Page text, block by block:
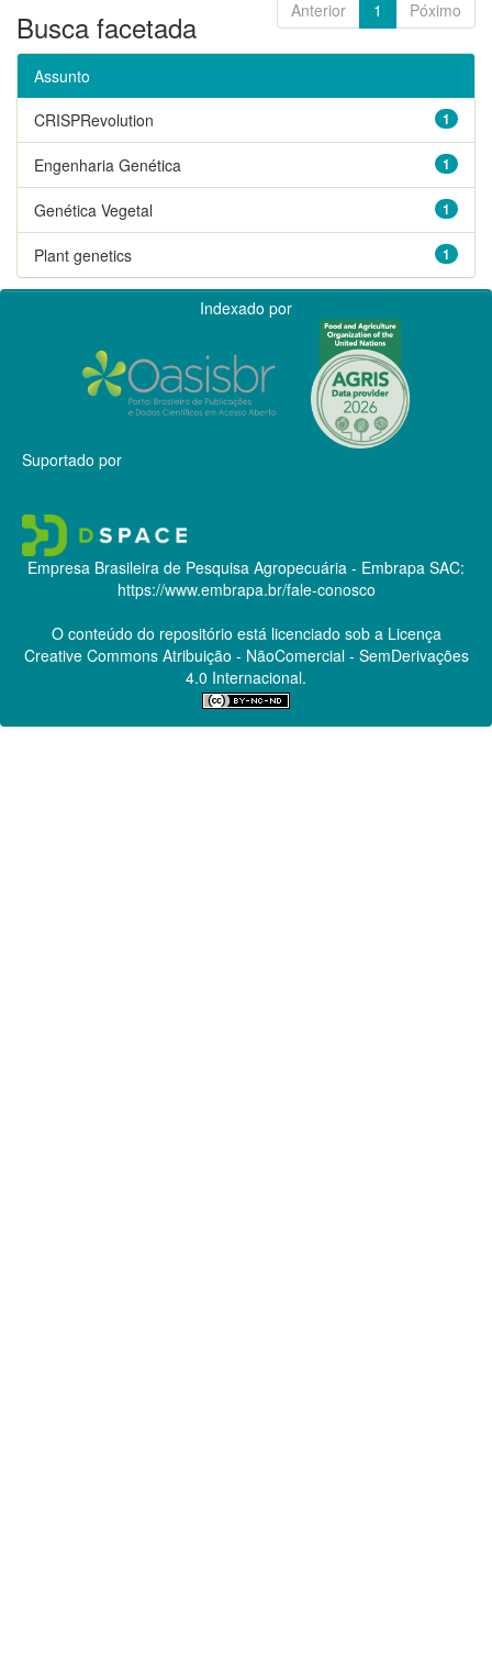
Anterior 1 Póximo
Busca facetada
Assunto
1
CRISPRevolution
1
Engenharia Genética
1
Genética Vegetal
1
Plant genetics
Indexado por
Suportado por
Empresa Brasileira de Pesquisa Agropecuária - Embrapa SAC:
https://www.embrapa.br/fale-conosco
O conteúdo do repositório está licenciado sob a Licença
Creative CommonsAtribuição - NãoComercial - SemDerivações
4.0 Internacional.